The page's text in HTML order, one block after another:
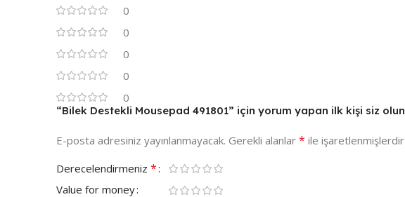
0
0
0
0
0
“Bilek Destekli Mousepad 491801” için yorum yapan ilk kişi siz olun
E-posta adresiniz yayınlanmayacak. Gerekli alanlar * ile işaretlenmişlerdir
Derecelendirmeniz *
Value for money